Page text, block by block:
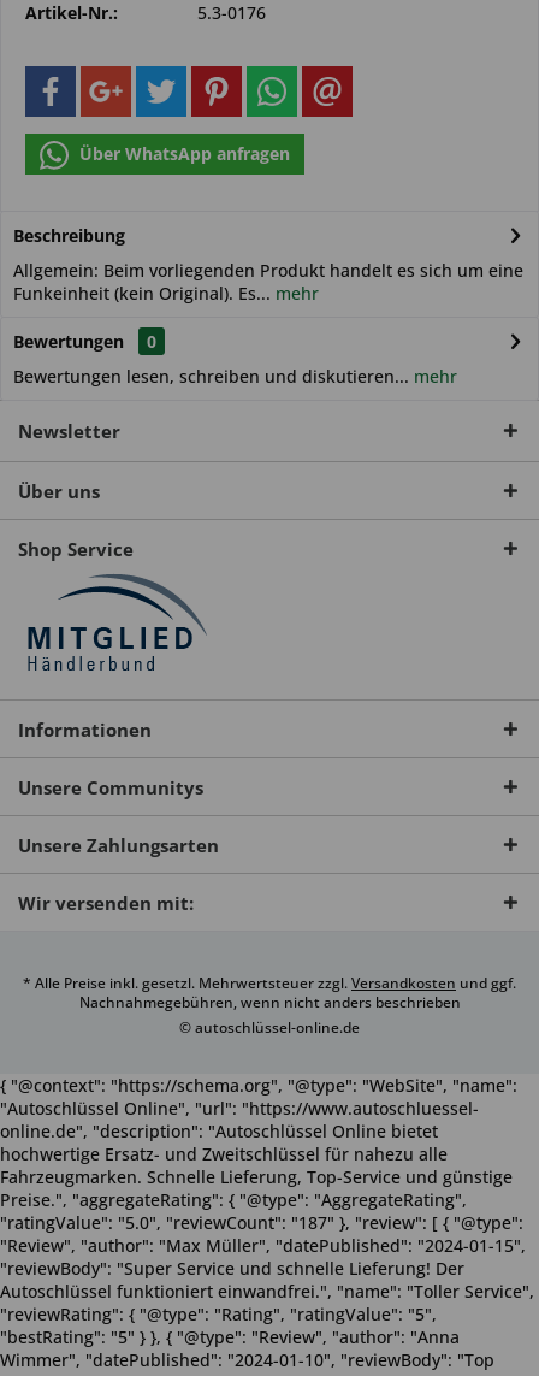
Artikel-Nr.: 5.3-0176
Über WhatsApp anfragen
Beschreibung
Allgemein: Beim vorliegenden Produkt handelt es sich um eine
Funkeinheit (kein Original). Es... mehr
Bewertungen
0
Bewertungen lesen, schreiben und diskutieren... mehr
Newsletter
Über uns
Shop Service
Informationen
Unsere Communitys
Unsere Zahlungsarten
Wir versenden mit:
* Alle Preise inkl. gesetzl. Mehrwertsteuer zzgl.Versandkosten und ggf.
Nachnahmegebühren, wenn nicht anders beschrieben
© autoschlüssel-online.de
{ "@context": "https://schema.org", "@type": "WebSite", "name":
"Autoschlüssel Online", "url": "https://www.autoschluessel-
online.de", "description": "Autoschlüssel Online bietet
hochwertige Ersatz- und Zweitschlüssel für nahezu alle
Fahrzeugmarken. Schnelle Lieferung, Top-Service und günstige
Preise.", "aggregateRating": { "@type": "AggregateRating",
"ratingValue": "5.0", "reviewCount": "187" }, "review": [ { "@type":
"Review", "author": "Max Müller", "datePublished": "2024-01-15",
"reviewBody": "Super Service und schnelle Lieferung! Der
Autoschlüssel funktioniert einwandfrei.", "name": "Toller Service",
"reviewRating": { "@type": "Rating", "ratingValue": "5",
"bestRating": "5" } }, { "@type": "Review", "author": "Anna
Wimmer", "datePublished": "2024-01-10", "reviewBody": "Top